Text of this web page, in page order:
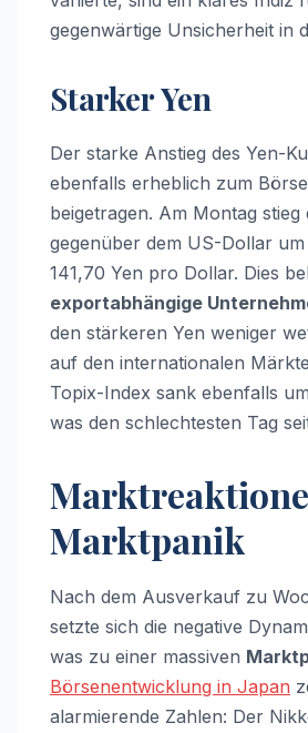
gegenwärtige Unsicherheit in
Starker Yen
Der starke Anstieg des Yen-
ebenfalls erheblich zum
beigetragen. Am Montag stieg
gegenüber dem US-Dollar
141,70 Yen pro Dollar. Dies
exportabhängige
den stärkeren Yen weniger
auf den internationalen
Topix-Index sank ebenfalls
was den schlechtesten Tag
Marktpanik
Nach dem Ausverkauf zu
setzte sich die negative
was zu einer massiven
Börsenentwicklung in Japan
alarmierende Zahlen: Der